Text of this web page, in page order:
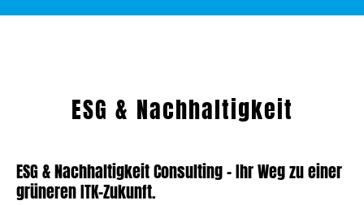
ESG & Nachhaltigkeit
ESG & Nachhaltigkeit Consulting – Ihr Weg zu einer
grüneren ITK-Zukunft.